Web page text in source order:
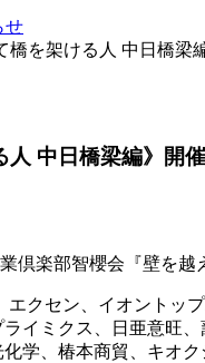
せ
橋を架ける人 中日橋梁
人 中日橋梁編》開
倶楽部智櫻会『壁を
クセン、イオントッ
イミクス、日亜意旺
学、椿本商貿、キオ